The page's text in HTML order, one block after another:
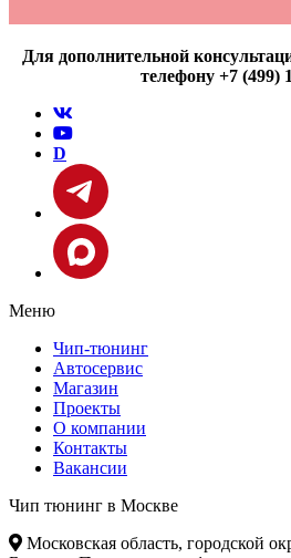
Для дополнительной
телефону +7 (499)
D
Меню
Чип-тюнинг
Автосервис
Магазин
Проекты
О компании
Контакты
Вакансии
Чип тюнинг в Москве
Московская область, городской